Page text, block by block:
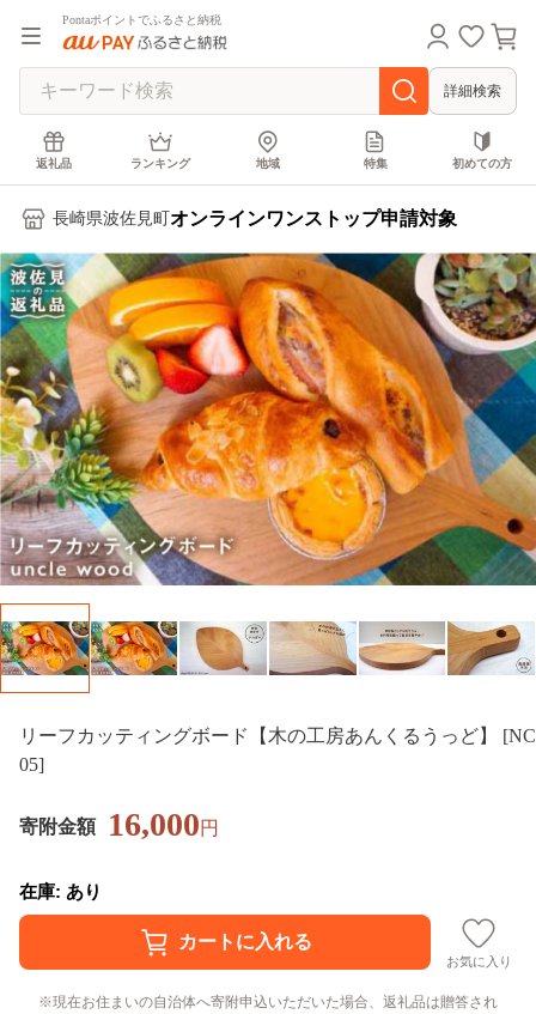
Pontaポイントでふるさと納税
詳細検索
返礼品 ランキング 地域 特集 初めての方
長崎県波佐見町 オンラインワンストップ申請対象
リーフカッティングボード【木の工房あんくるうっど】 [NC
05]
寄附金額 16,000円
在庫: あり
お気に入り
現在お住まいの自治体へ寄附申込いただいた場合、返礼品は贈答され